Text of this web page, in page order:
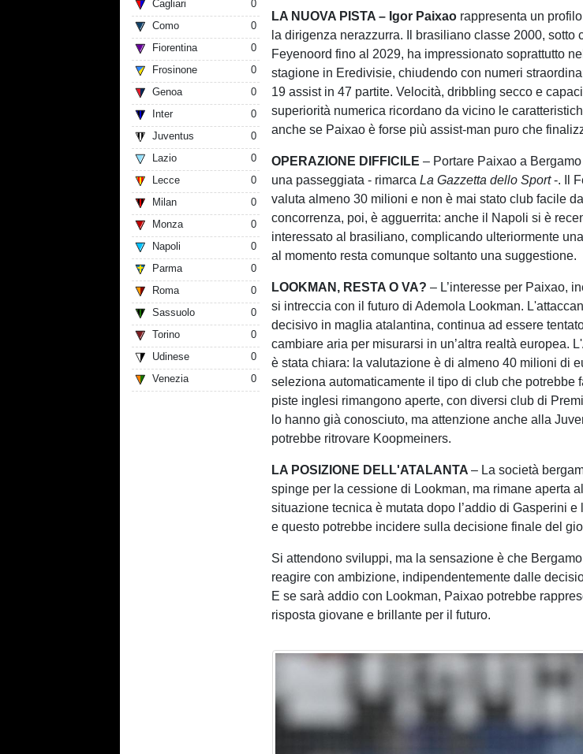
Cagliari
0
Como
0
Fiorentina
0
Frosinone
0
Genoa
0
Inter
0
Juventus
0
Lazio
0
Lecce
0
Milan
0
Monza
0
Napoli
0
Parma
0
Roma
0
Sassuolo
0
Torino
0
Udinese
0
Venezia
0
LA NUOVA PISTA – Igor Paixao rappresenta un
la dirigenza nerazzurra. Il brasiliano classe 2000, sotto
Feyenoord fino al 2029, ha impressionato soprattutto
stagione in Eredivisie, chiudendo con numeri
19 assist in 47 partite. Velocità, dribbling secco e
superiorità numerica ricordano da vicino le
anche se Paixao è forse più assist-man puro che
OPERAZIONE DIFFICILE – Portare Paixao a
una passeggiata - rimarcaLa Gazzetta dello Sport-. Il
valuta almeno 30 milioni e non è mai stato club facile
concorrenza, poi, è agguerrita: anche il Napoli si è
interessato al brasiliano, complicando ulteriormente
al momento resta comunque soltanto una suggestione.
LOOKMAN, RESTA O VA? – L’interesse per Paixao,
si intreccia con il futuro di Ademola Lookman.
decisivo in maglia atalantina, continua ad essere
cambiare aria per misurarsi in un’altra realtà europea.
è stata chiara: la valutazione è di almeno 40 milioni di
seleziona automaticamente il tipo di club che potrebbe
piste inglesi rimangono aperte, con diversi club di
lo hanno già conosciuto, ma attenzione anche alla
potrebbe ritrovare Koopmeiners.
LA POSIZIONE DELL'ATALANTA– La società
spinge per la cessione di Lookman, ma rimane aperta
situazione tecnica è mutata dopo l’addio di Gasperini e
e questo potrebbe incidere sulla decisione finale del
Si attendono sviluppi, ma la sensazione è che
reagire con ambizione, indipendentemente dalle
E se sarà addio con Lookman, Paixao potrebbe
risposta giovane e brillante per il futuro.